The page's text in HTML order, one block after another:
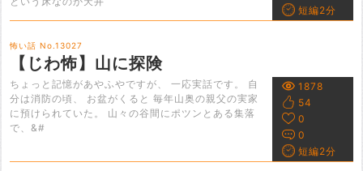
短編2分
怖い話 No.13027
【じわ怖】山に探険
ちょっと記憶があやふやですが、 一応実話です。 自
分は消防の頃、 お盆がくると 毎年山奥の親父の実家
に預けられていた。 山々の谷間にポツンとある集落
で、&#
1878
54
0
0
短編2分